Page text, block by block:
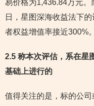
易价格为1,436.84万元
日，星图深海收益法下
者权益增值率接近300%。
2.5 称本次评估，系在星
基础上进行的
值得关注的是，标的公